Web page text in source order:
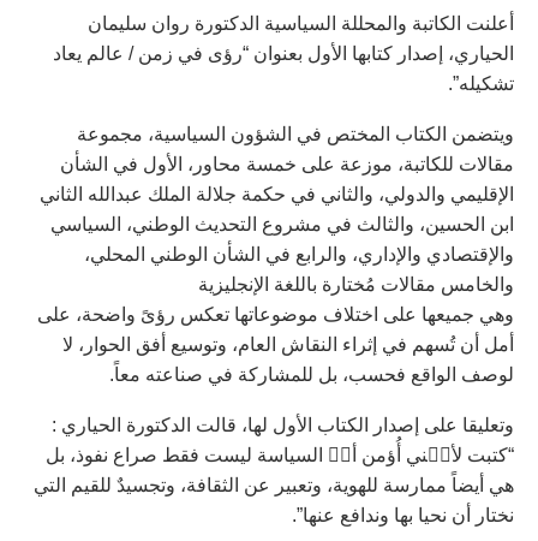
أعلنت الكاتبة والمحللة السياسية الدكتورة روان سليمان
الحياري، إصدار كتابها الأول بعنوان “رؤى في زمن / عالم يعاد
تشكيله”.
ويتضمن الكتاب المختص في الشؤون السياسية، مجموعة
مقالات للكاتبة، موزعة على خمسة محاور، الأول في الشأن
الإقليمي والدولي، والثاني في حكمة جلالة الملك عبدالله الثاني
ابن الحسين، والثالث في مشروع التحديث الوطني، السياسي
والإقتصادي والإداري، والرابع في الشأن الوطني المحلي،
والخامس مقالات مُختارة باللغة الإنجليزية
وهي جميعها على اختلاف موضوعاتها تعكس رؤىً واضحة، على
أمل أن تُسهم في إثراء النقاش العام، وتوسيع أفق الحوار، لا
لوصف الواقع فحسب، بل للمشاركة في صناعته معاً.
وتعليقا على إصدار الكتاب الأول لها، قالت الدكتورة الحياري :
“كتبت لأن٘ني أُؤمن أن٘ السياسة ليست فقط صراع نفوذ، بل
هي أيضاً ممارسة للهوية، وتعبير عن الثقافة، وتجسيدٌ للقيم التي
نختار أن نحيا بها وندافع عنها”.